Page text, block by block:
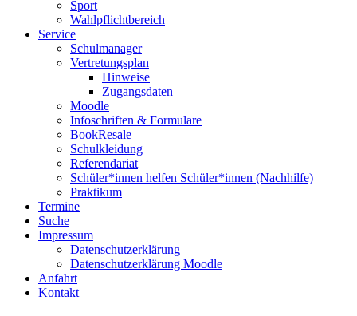
Sport
Wahlpflichtbereich
Service
Schulmanager
Vertretungsplan
Hinweise
Zugangsdaten
Moodle
Infoschriften & Formulare
BookResale
Schulkleidung
Referendariat
Schüler*innen helfen Schüler*innen (Nachhilfe)
Praktikum
Termine
Suche
Impressum
Datenschutzerklärung
Datenschutzerklärung Moodle
Anfahrt
Kontakt